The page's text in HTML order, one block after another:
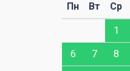
Пн Вт Ср
1
6 7 8